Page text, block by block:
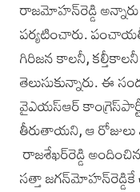
రాజమోహన్‌రెడ్డి
పర్యటించారు.
గిరిజన కాలనీ,
తెలుసుకున్నారు. ఈ
వైఎయస్ఆర్
తీరుతాయని, ఆ రోజులు
రాజశేఖర్‌రెడ్డి
సత్తా జగన్‌మోహన్‌రెడ్డికే